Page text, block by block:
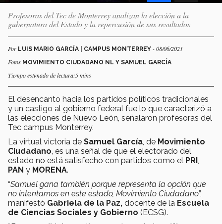
Profesoras del Tec de Monterrey analizan la elección a la
gubernatura del Estado y la repercusión de sus resultados
Por LUIS MARIO GARCÍA | CAMPUS MONTERREY - 08/06/2021
Fotos MOVIMIENTO CIUDADANO NL Y SAMUEL GARCÍA
Tiempo estimado de lectura:5 mins
El desencanto hacia los partidos políticos tradicionales
y un castigo al gobierno federal fue lo que caracterizó a
las elecciones de Nuevo León, señalaron profesoras del
Tec campus Monterrey.
La virtual victoria de Samuel García , de Movimiento
Ciudadano , es una señal de que el electorado del
estado no está satisfecho con partidos como el PRI
PAN y MORENA.
“Samuel gana también porque representa la opción que
no intentamos en este estado, Movimiento Ciudadano”,
manifestó Gabriela de la Paz, docente de la Escuela
de Ciencias Sociales y Gobierno (ECSG).